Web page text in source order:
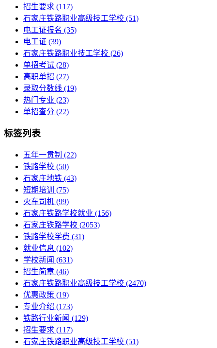
招生要求 (117)
石家庄铁路职业高级技工学校​ (51)
电工证报名 (35)
电工证 (39)
石家庄铁路职业技工学校 (26)
单招考试 (28)
高职单招 (27)
录取分数线 (19)
热门专业 (23)
单招查分 (22)
标签列表
五年一贯制 (22)
铁路学校 (50)
石家庄地铁 (43)
短期培训
(75)
火车司机 (99)
石家庄铁路学校就业 (156)
石家庄铁路学校 (2053)
铁路学校学费 (31)
就业信息 (102)
学校新闻 (631)
招生简章 (46)
石家庄铁路职业高级技工学校 (2470)
优惠政策 (19)
专业介绍 (173)
铁路行业新闻 (129)
招生要求 (117)
石家庄铁路职业高级技工学校​ (51)